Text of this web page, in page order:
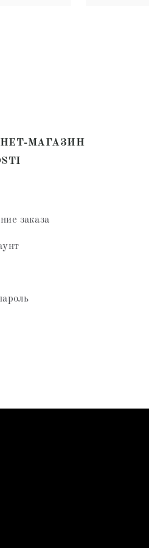
цена составляла 16
цена: 8 721,00 ₽.
МАГАЗИН
заказа